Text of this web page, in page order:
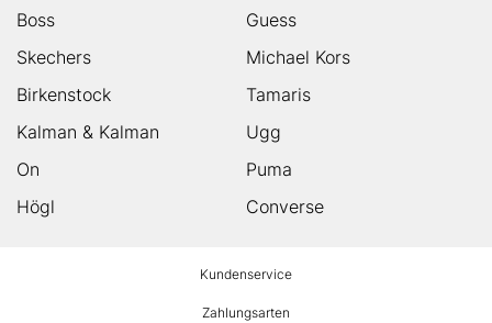
Boss
Guess
Skechers
Michael Kors
Birkenstock
Tamaris
Kalman & Kalman
Ugg
On
Puma
Högl
Converse
Kundenservice
Zahlungsarten